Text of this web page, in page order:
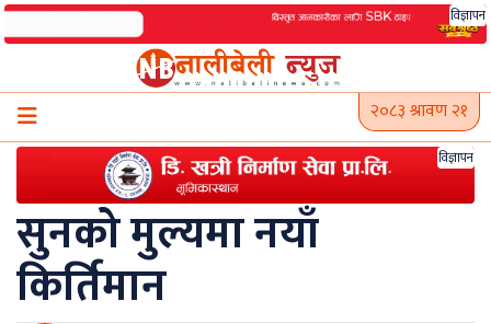
Skip
to
विज्ञापन
२०८३ श्रावण २१
विज्ञापन
सुनको मुल्यमा नयाँ
किर्तिमान